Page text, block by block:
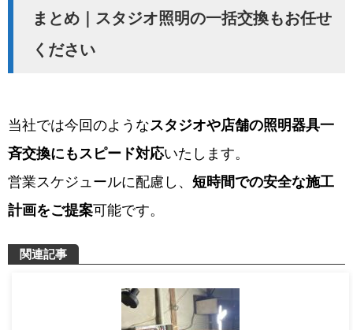
まとめ｜スタジオ照明の一括交換もお任せ
ください
当社では今回のようなスタジオや店舗の照明器具一
斉交換にもスピード対応いたします。
営業スケジュールに配慮し、 短時間での安全な施工
計画をご提案可能です。
関連記事